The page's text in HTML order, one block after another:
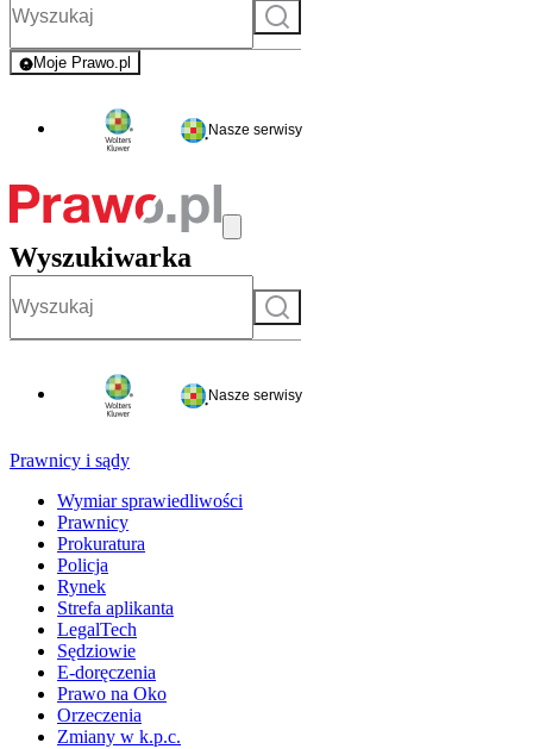
Szukaj
Moje Prawo.pl
- rejestracja i logowanie do serwisu
Nasze serwisy
Wyszukiwarka
Szukaj
Nasze serwisy
Prawnicy i sądy
Wymiar sprawiedliwości
Prawnicy
Prokuratura
Policja
Rynek
Strefa aplikanta
LegalTech
Sędziowie
E-doręczenia
Prawo na Oko
Orzeczenia
Zmiany w k.p.c.